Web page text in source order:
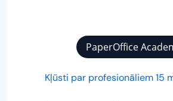
PaperOffice
Kļūsti par profesionāliem 15